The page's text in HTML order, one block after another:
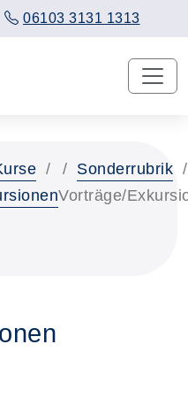
06103 3131 1313
Sonderrubrik
Vorträge/